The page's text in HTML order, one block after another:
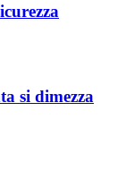
si dimezza